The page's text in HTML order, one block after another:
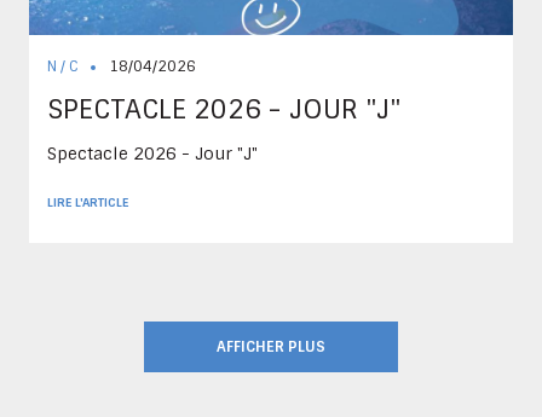
N / C 18/04/2026
SPECTACLE 2026 - JOUR "J"
Spectacle 2026 - Jour "J"
LIRE L'ARTICLE
AFFICHER PLUS